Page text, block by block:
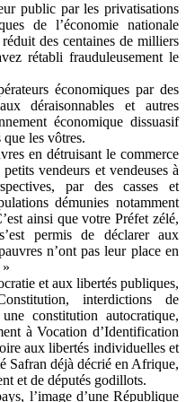
public par les privatisations
de l’économie nationale
des centaines de milliers
rétabli frauduleusement le
économiques par des
déraisonnables et autres
économique dissuasif
les vôtres.
en détruisant le commerce
vendeurs et vendeuses à
par des casses et
démunies notamment
ainsi que votre Préfet zélé,
permis de déclarer aux
n’ont pas leur place en
et aux libertés publiques,
interdictions de
constitution autocratique,
à Vocation d’Identification
aux libertés individuelles et
Safran déjà décrié en Afrique,
et de députés godillots.
l’image d’une République